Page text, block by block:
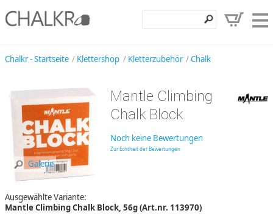
Entdecken
Chalkr - Startseite Klettershop Kletterzubehör Chalk
Galerie
Mantle Climbing
Chalk Block
Noch keine Bewertungen
Zur Echtheit der Bewertungen
Ausgewählte Variante:
Mantle Climbing Chalk Block, 56g (Art.nr. 113970)